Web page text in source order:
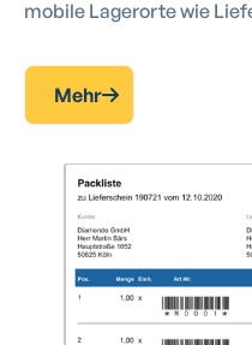
mobile Lagerorte wie
Mehr